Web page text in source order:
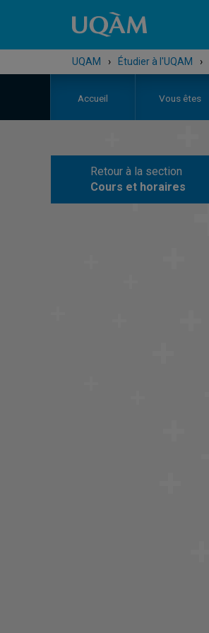
UQAM › Étudier à l'UQAM ›
Accueil Vous êtes
Retour à la section
Cours et horaires